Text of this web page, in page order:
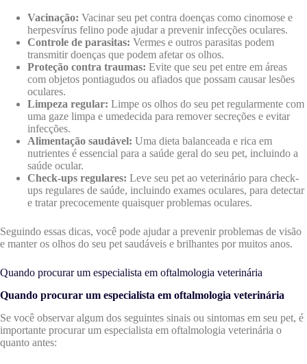
Vacinação: Vacinar seu pet contra doenças como cinomose e
herpesvírus felino pode ajudar a prevenir infecções oculares.
Controle de parasitas: Vermes e outros parasitas podem
transmitir doenças que podem afetar os olhos.
Proteção contra traumas: Evite que seu pet entre em áreas
com objetos pontiagudos ou afiados que possam causar lesões
oculares.
Limpeza regular: Limpe os olhos do seu pet regularmente com
uma gaze limpa e umedecida para remover secreções e evitar
infecções.
Alimentação saudável: Uma dieta balanceada e rica em
nutrientes é essencial para a saúde geral do seu pet, incluindo a
saúde ocular.
Check-ups regulares: Leve seu pet ao veterinário para check-
ups regulares de saúde, incluindo exames oculares, para detectar
e tratar precocemente quaisquer problemas oculares.
Seguindo essas dicas, você pode ajudar a prevenir problemas de visão
e manter os olhos do seu pet saudáveis e brilhantes por muitos anos.
Quando procurar um especialista em oftalmologia veterinária
Quando procurar um especialista em oftalmologia veterinária
Se você observar algum dos seguintes sinais ou sintomas em seu pet, é
importante procurar um especialista em oftalmologia veterinária o
quanto antes: